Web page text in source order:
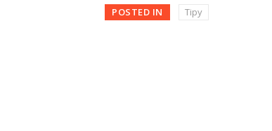
POSTED IN Tipy